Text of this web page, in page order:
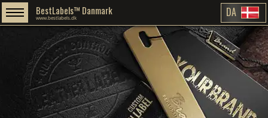
BestLabels™ Danmark
www.bestlabels.dk DA